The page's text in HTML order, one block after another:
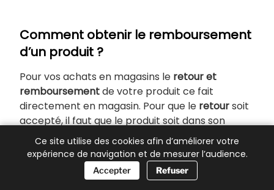
Comment obtenir le remboursement
d’un produit ?
Pour vos achats en magasins le retour et
remboursementde votre produit ce fait
directement en magasin. Pour que le retoursoit
accepté, il faut que le produit soit dans son
emballage d’origine, non utilisé, et vous devrez
avoir votre ticket de caisse.
Pour vos commandes en ligne votredroit de
Ce site utilise des cookies afin d’améliorer votre
expérience de navigation et de mesurer l’audience.
Accepter Refuser📞 Besoin d’aide ?